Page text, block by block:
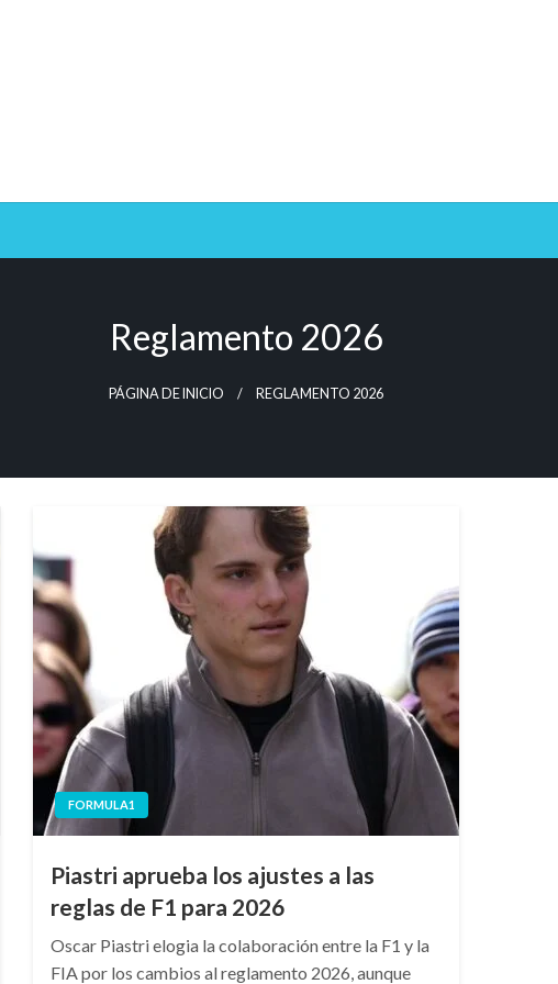
Reglamento 2026
PÁGINA DE INICIO REGLAMENTO 2026
FORMULA1
Piastri aprueba los ajustes a las
reglas de F1 para 2026
Oscar Piastri elogia la colaboración entre la F1 y la
FIA por los cambios al reglamento 2026, aunque